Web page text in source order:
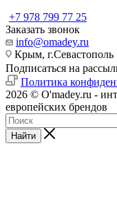
+7 978 799 77 25
Заказать звонок
info@omadey.ru
Крым, г.Севастополь
Подписаться на
Политика
2026 © O'madey.ru -
европейских брендов
Найти